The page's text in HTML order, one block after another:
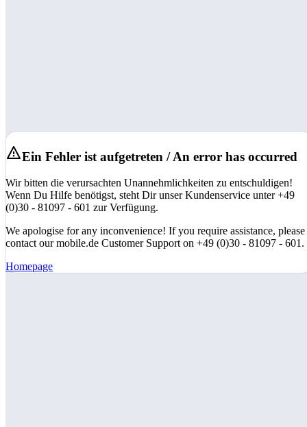
Ein Fehler ist aufgetreten / An error has occurred
Wir bitten die verursachten Unannehmlichkeiten zu entschuldigen!
Wenn Du Hilfe benötigst, steht Dir unser Kundenservice unter +49
(0)30 - 81097 - 601 zur Verfügung.
We apologise for any inconvenience! If you require assistance, please
contact our mobile.de Customer Support on +49 (0)30 - 81097 - 601.
Homepage